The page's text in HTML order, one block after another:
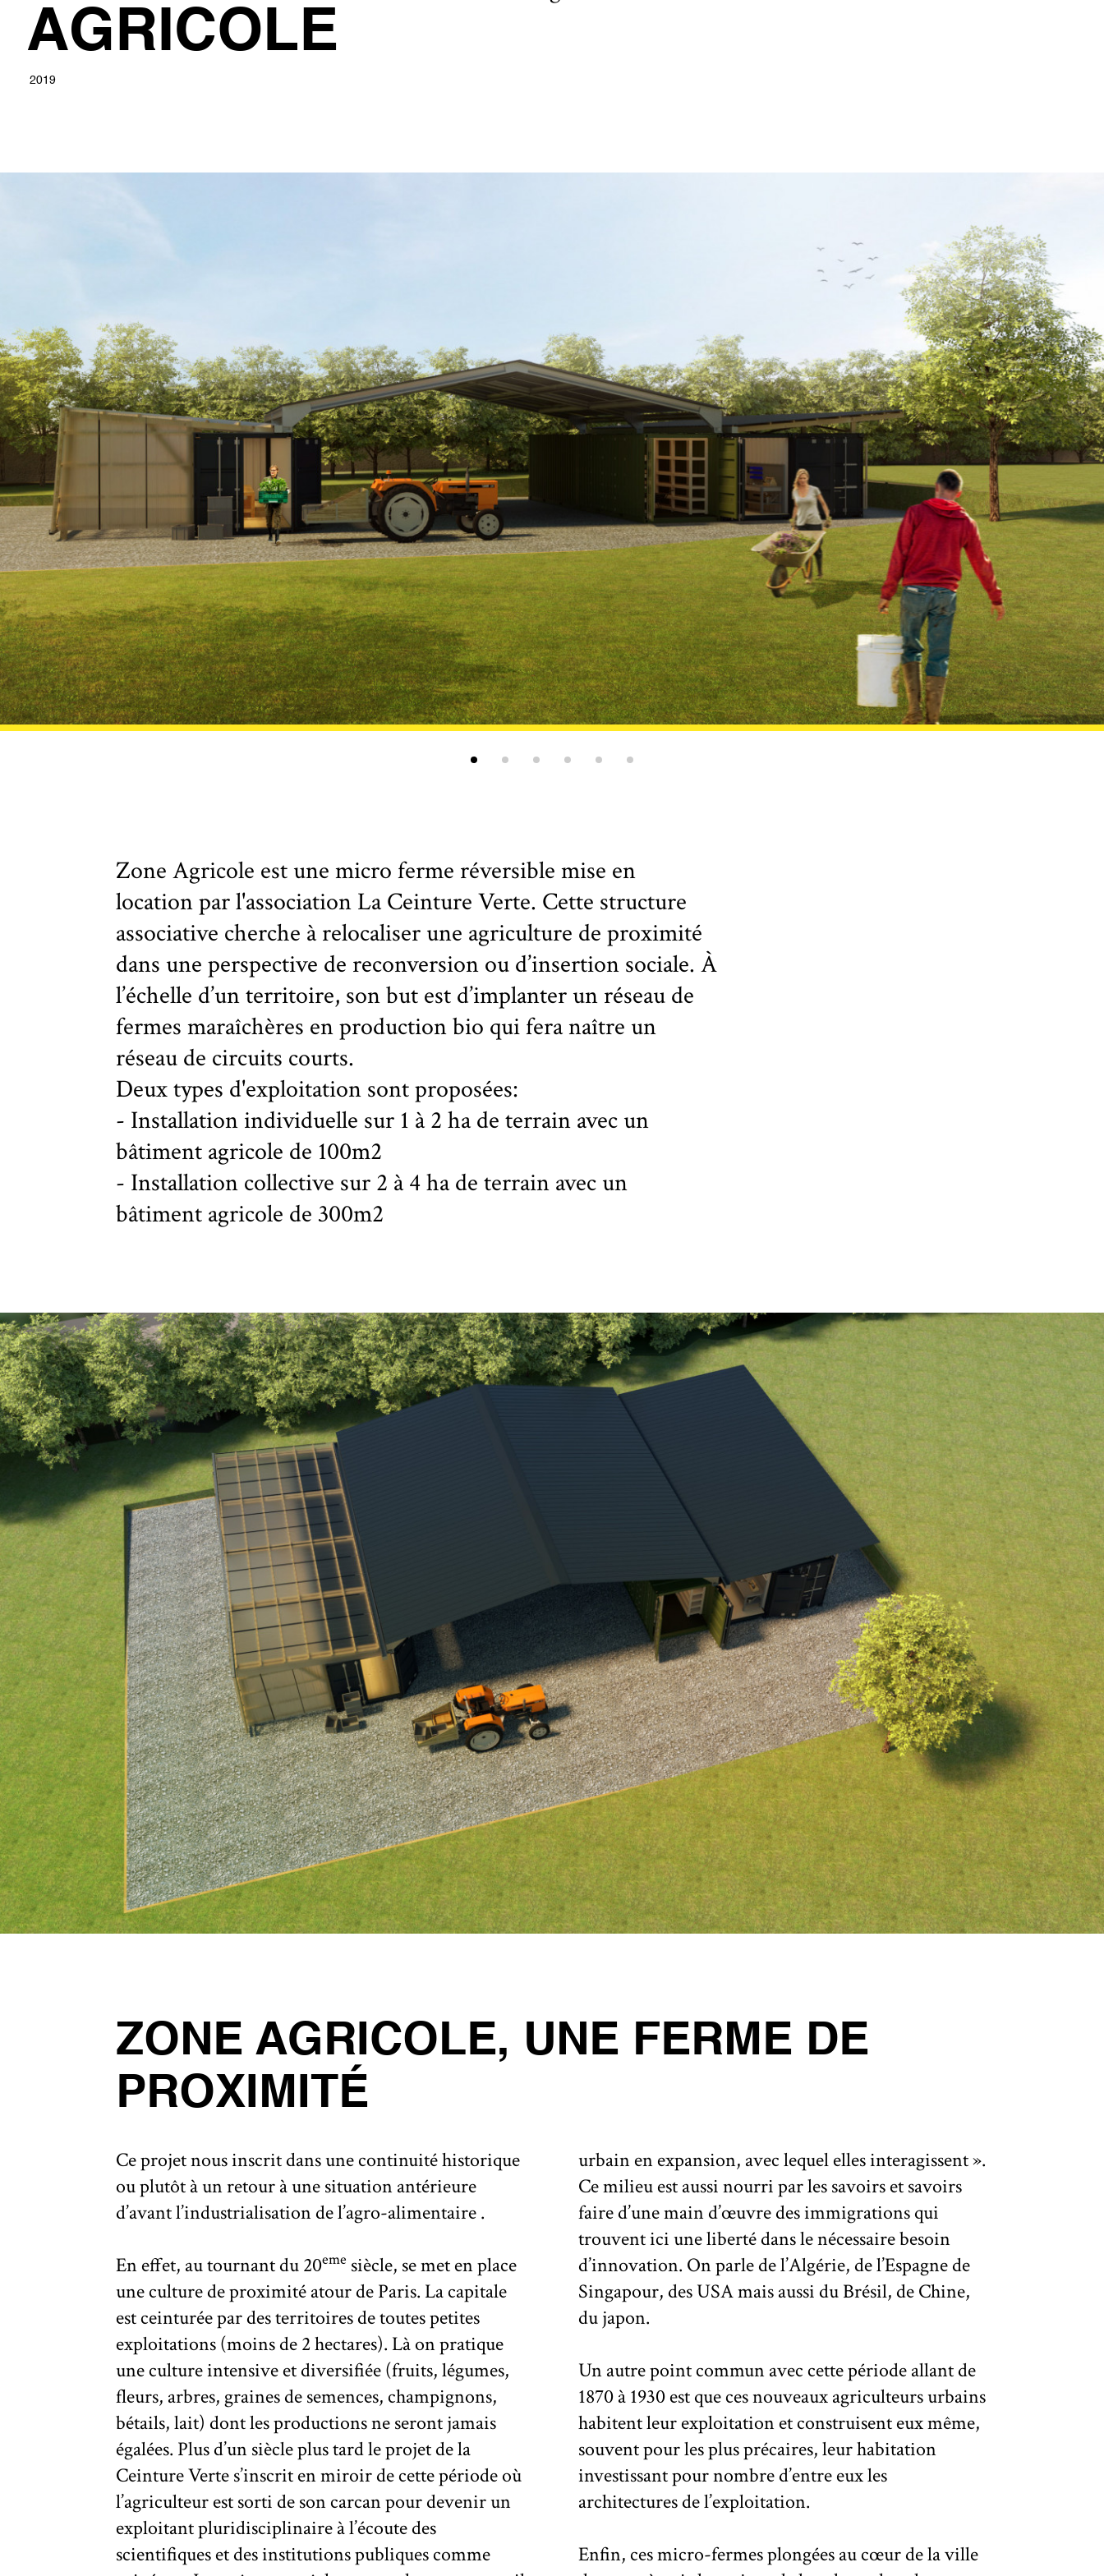
AGRICOLE
2019
Zone Agricole est une micro ferme réversible mise en
location par l'association La Ceinture Verte. Cette structure
associative cherche à relocaliser une agriculture de proximité
dans une perspective de reconversion ou d’insertion sociale. À
l’échelle d’un territoire, son but est d’implanter un réseau de
fermes maraîchères en production bio qui fera naître un
réseau de circuits courts.
Deux types d'exploitation sont proposées:
- Installation individuelle sur 1 à 2 ha de terrain avec un
bâtiment agricole de 100m2
- Installation collective sur 2 à 4 ha de terrain avec un
bâtiment agricole de 300m2
ZONE AGRICOLE, UNE FERME DE
PROXIMITÉ
Ce projet nous inscrit dans une continuité historique
ou plutôt à un retour à une situation antérieure
d’avant l’industrialisation de l’agro-alimentaire .
En effet, au tournant du 20eme siècle, se met en place
une culture de proximité atour de Paris. La capitale
est ceinturée par des territoires de toutes petites
exploitations (moins de 2 hectares). Là on pratique
une culture intensive et diversifiée (fruits, légumes,
fleurs, arbres, graines de semences, champignons,
bétails, lait) dont les productions ne seront jamais
égalées. Plus d’un siècle plus tard le projet de la
Ceinture Verte s’inscrit en miroir de cette période où
l’agriculteur est sorti de son carcan pour devenir un
exploitant pluridisciplinaire à l’écoute des
scientifiques et des institutions publiques comme
urbain en expansion, avec lequel elles interagissent ».
Ce milieu est aussi nourri par les savoirs et savoirs
faire d’une main d’œuvre des immigrations qui
trouvent ici une liberté dans le nécessaire besoin
d’innovation. On parle de l’Algérie, de l’Espagne de
Singapour, des USA mais aussi du Brésil, de Chine,
du japon.
Un autre point commun avec cette période allant de
1870 à 1930 est que ces nouveaux agriculteurs urbains
habitent leur exploitation et construisent eux même,
souvent pour les plus précaires, leur habitation
investissant pour nombre d’entre eux les
architectures de l’exploitation.
Enfin, ces micro-fermes plongées au cœur de la ville